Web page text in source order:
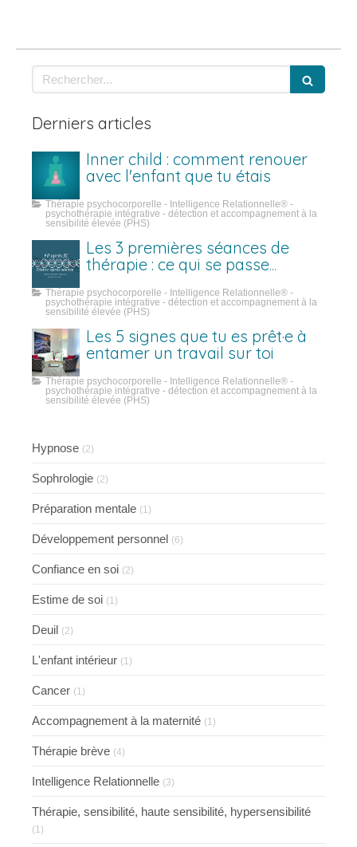
Rechercher
Derniers articles
Inner child : comment renouer
avec l'enfant que tu étais
Thérapie psychocorporelle - Intelligence Relationnelle® -
psychothérapie intégrative - détection et accompagnement à la
sensibilité élevée (PHS)
Les 3 premières séances de
thérapie : ce qui se passe
Thérapie psychocorporelle - Intelligence Relationnelle® -
psychothérapie intégrative - détection et accompagnement à la
sensibilité élevée (PHS)
Les 5 signes que tu es prêt·e à
entamer un travail sur toi
Thérapie psychocorporelle - Intelligence Relationnelle® -
psychothérapie intégrative - détection et accompagnement à la
sensibilité élevée (PHS)
Hypnose (2)
Sophrologie (2)
Préparation mentale (1)
Développement personnel (6)
Confiance en soi (2)
Estime de soi (1)
Deuil (2)
L'enfant intérieur (1)
Cancer (1)
Accompagnement à la maternité (1)
Thérapie brève (4)
Intelligence Relationnelle (3)
Thérapie, sensibilité, haute sensibilité, hypersensibilité
(1)